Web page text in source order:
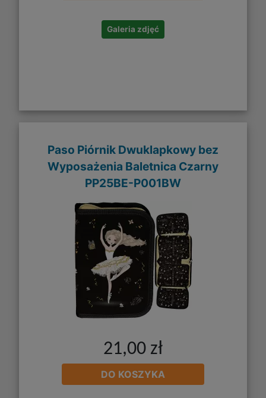
Galeria zdjęć
Paso Piórnik Dwuklapkowy bez
Wyposażenia Baletnica Czarny
PP25BE-P001BW
21,00 zł
DO KOSZYKA